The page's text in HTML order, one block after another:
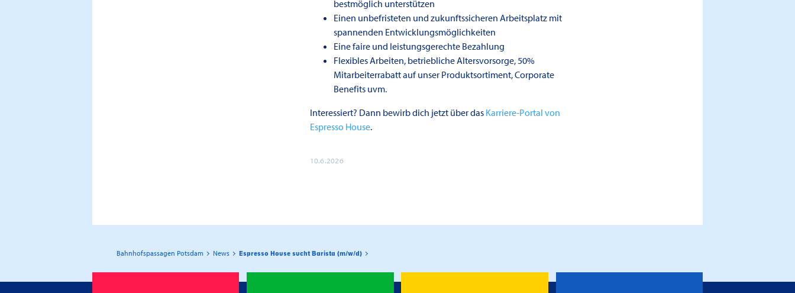
bestmöglich unterstützen
Einen unbefristeten und zukunftssicheren Arbeitsplatz mit
spannenden Entwicklungsmöglichkeiten
Eine faire und leistungsgerechte Bezahlung
Flexibles Arbeiten, betriebliche Altersvorsorge, 50%
Mitarbeiterrabatt auf unser Produktsortiment, Corporate
Benefits uvm.
Interessiert? Dann bewirb dich jetzt über das Karriere-Portal von
Espresso House.
10.6.2026
Bahnhofspassagen Potsdam News Espresso House sucht Barista (m/w/d)